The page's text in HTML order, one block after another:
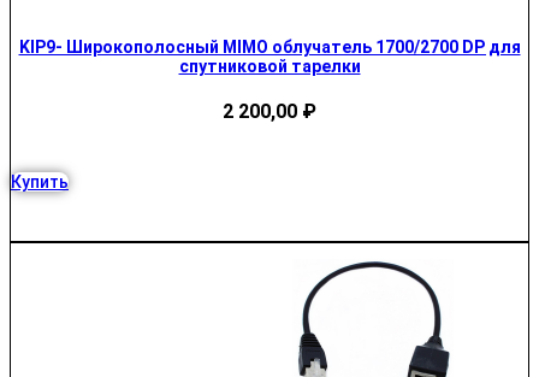
KIP9- Широкополосный MIMO облучатель 1700/2700 DP для
спутниковой тарелки
2 200,00 ₽
Купить